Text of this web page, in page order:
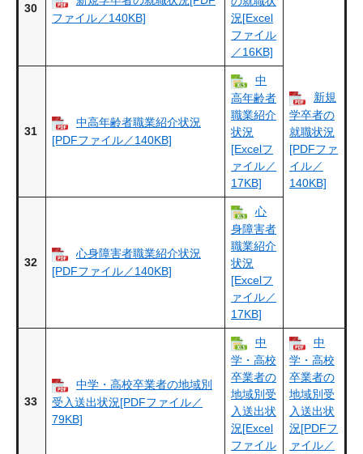
30
ファイル／140KB]
況[Excel
ファイル
／16KB]
新規
学卒者の
就職状況
[PDFファ
イル／
140KB]
31
中高年齢者職業紹介状況
[PDFファイル／140KB]
中
高年齢者
職業紹介
状況
[Excelフ
ァイル／
17KB]
32
心身障害者職業紹介状況
[PDFファイル／140KB]
心
身障害者
職業紹介
状況
[Excelフ
ァイル／
17KB]
33
中学・高校卒業者の地域別
受入送出状況[PDFファイル／
79KB]
中
学・高校
卒業者の
地域別受
入送出状
況[Excel
ファイル
中
学・高校
卒業者の
地域別受
入送出状
況[PDFフ
ァイル／